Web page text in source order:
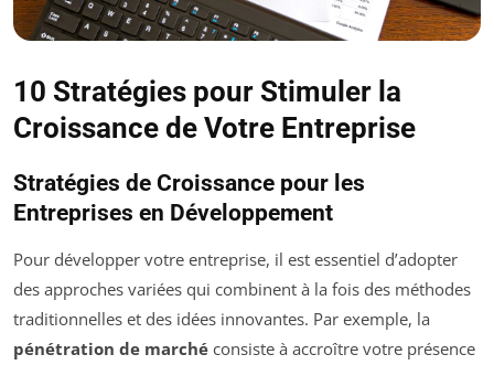
10 Stratégies pour Stimuler la
Croissance de Votre Entreprise
Stratégies de Croissance pour les
Entreprises en Développement
Pour développer votre entreprise, il est essentiel d’adopter
des approches variées qui combinent à la fois des méthodes
traditionnelles et des idées innovantes. Par exemple, la
pénétration de marché consiste à accroître votre présence